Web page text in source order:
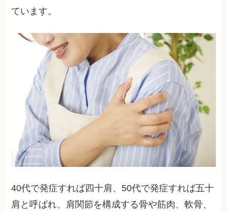
ています。
40代で発症すれば四十肩、50代で発症すれば五十
肩と呼ばれ、肩関節を構成する骨や筋肉、軟骨、